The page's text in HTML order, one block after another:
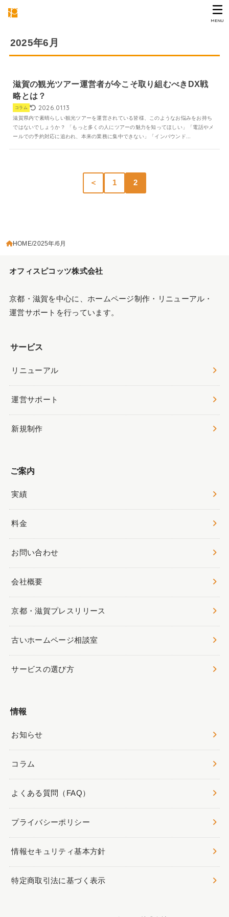
MENU
2025年6月
滋賀の観光ツアー運営者が今こそ取り組むべきDX戦
略とは？
コラム 2026.01.13
滋賀県内で素晴らしい観光ツアーを運営されている皆様、このようなお悩みをお持ち
ではないでしょうか？ 「もっと多くの人にツアーの魅力を知ってほしい」「電話やメ
ールでの予約対応に追われ、本来の業務に集中できない」「インバウンド...
＜ 1 2
HOME 2025年 6月
オフィスピコッツ株式会社
京都・滋賀を中心に、ホームページ制作・リニューアル・
運営サポートを行っています。
サービス
リニューアル
運営サポート
新規制作
ご案内
実績
料金
お問い合わせ
会社概要
京都・滋賀プレスリリース
古いホームページ相談室
サービスの選び方
情報
お知らせ
コラム
よくある質問（FAQ）
プライバシーポリシー
情報セキュリティ基本方針
特定商取引法に基づく表示